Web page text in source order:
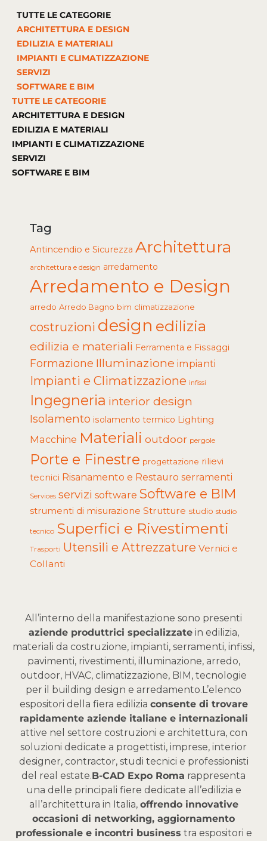
TUTTE LE CATEGORIE
ARCHITETTURA E DESIGN
EDILIZIA E MATERIALI
IMPIANTI E CLIMATIZZAZIONE
SERVIZI
SOFTWARE E BIM
TUTTE LE CATEGORIE
ARCHITETTURA E DESIGN
EDILIZIA E MATERIALI
IMPIANTI E CLIMATIZZAZIONE
SERVIZI
SOFTWARE E BIM
Tag
Antincendio e Sicurezza Architettura
architettura e design arredamento
Arredamento e Design
arredo Arredo Bagno bim climatizzazione
costruzioni design edilizia
edilizia e materiali Ferramenta e Fissaggi
Formazione Illuminazione impianti
Impianti e Climatizzazione infissi
Ingegneria interior design
Isolamento isolamento termico Lighting
Macchine Materiali outdoor pergole
Porte e Finestre progettazione rilievi
tecnici Risanamento e Restauro serramenti
Services servizi software Software e BIM
strumenti di misurazione Strutture studio studio
tecnico Superfici e Rivestimenti
Trasporti Utensili e Attrezzature Vernici e
Collanti
All’interno della manifestazione sono presenti
aziende produttrici specializzatein edilizia,
materiali da costruzione, impianti, serramenti, infissi,
pavimenti, rivestimenti, illuminazione, arredo,
outdoor, HVAC, climatizzazione, BIM, tecnologie
per il building design e arredamento. L’elenco
espositori della fiera edilizia consente di trovare
rapidamente aziende italiane e internazionali
attive nel settore costruzioni e architettura, con
soluzioni dedicate a progettisti, imprese, interior
designer, contractor, studi tecnici e professionisti
del real estate.B-CAD Expo Roma rappresenta
una delle principali fiere dedicate all’edilizia e
all’architettura in Italia, offrendo innovative
occasioni di networking, aggiornamento
professionale e incontri business tra espositori e